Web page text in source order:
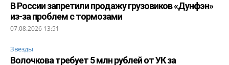
В России запретили продажу грузовиков «Дунфэн»
из-за проблем с тормозами
07.08.2026 13:51
Звезды
Волочкова требует 5 млн рублей от УК за